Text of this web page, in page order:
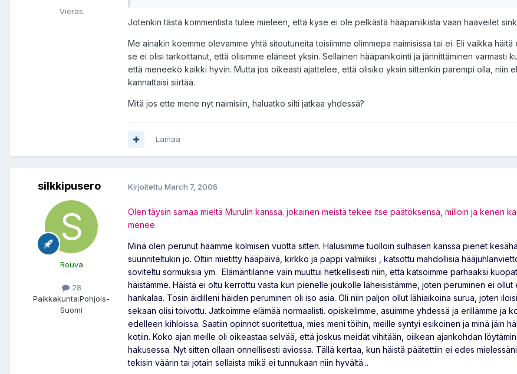
Vieras
Jotenkin tästä kommentista tulee mieleen, että kyse ei ole pelkästä hääpaniikista vaan haaveilet
Me ainakin koemme olevamme yhtä sitoutuneita toisiimme olimmepa naimisissa tai ei. Eli vaikka häitä
se ei olisi tarkoittanut, että olisimme eläneet yksin. Sellainen hääpanikointi ja jännittäminen varmasti
että meneekö kaikki hyvin. Mutta jos oikeasti ajattelee, että olisiko yksin sittenkin parempi olla, niin
kannattaisi siirtää.
Mitä jos ette mene nyt naimisiin, haluatko silti jatkaa yhdessä?
Lainaa
silkkipusero
Rouva
28
Paikkakunta:Pohjois-
Suomi
Kirjoitettu March 7, 2006
Olen täysin samaa mieltä Murulin kanssa. jokainen meistä tekee itse päätöksensä, milloin ja kenen
menee.
Minä olen perunut häämme kolmisen vuotta sitten. Halusimme tuolloin sulhasen kanssa pienet
suunniteltukin jo. Oltiin mietitty hääpäivä, kirkko ja pappi valmiiksi , katsottu mahdollisia
soviteltu sormuksia ym. Elämäntilanne vain muuttui hetkellisesti niin, että katsoimme parhaaksi
häistämme. Häistä ei oltu kerrottu vasta kun pienelle joukolle läheisistämme, joten peruminen ei ollut
hankalaa. Tosin äidilleni häiden peruminen oli iso asia. Oli niin paljon ollut lähiaikoina surua, joten
sekaan olisi toivottu. Jatkoimme elämää normaalisti. opiskelimme, asuimme yhdessä ja erillämme ja
edelleen kihloissa. Saatiin opinnot suoritettua, mies meni töihin, meille syntyi esikoinen ja minä jäin
kotiin. Koko ajan meille oli oikeastaa selvää, että joskus meidät vihitään, oiikean ajankohdan
hakusessa. Nyt sitten ollaan onnellisesti aviossa. Tällä kertaa, kun häistä päätettiin ei edes
tekisin väärin tai jotain sellaista mikä ei tunnukaan niin hyvältä...